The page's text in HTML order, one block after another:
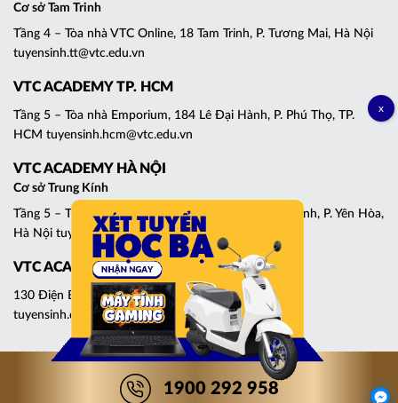
Cơ sở Tam Trinh
Tầng 4 – Tòa nhà VTC Online, 18 Tam Trinh, P. Tương Mai, Hà Nội
tuyensinh.tt@vtc.edu.vn
VTC ACADEMY TP. HCM
Tầng 5 – Tòa nhà Emporium, 184 Lê Đại Hành, P. Phú Thọ, TP.
HCM tuyensinh.hcm@vtc.edu.vn
VTC ACADEMY HÀ NỘI
Cơ sở Trung Kính
Tầng 5 – Tháp C, Tòa nhà Central Point, 219 Trung Kính, P. Yên Hòa,
Hà Nội tuyensinh.cg@vtc.edu.vn
VTC ACADEMY ĐÀ NẴNG
130 Điện Biên Phủ, P. Thanh Khê, Đà Nẵng
tuyensinh.dn@vtc.edu.vn
1900 292 958